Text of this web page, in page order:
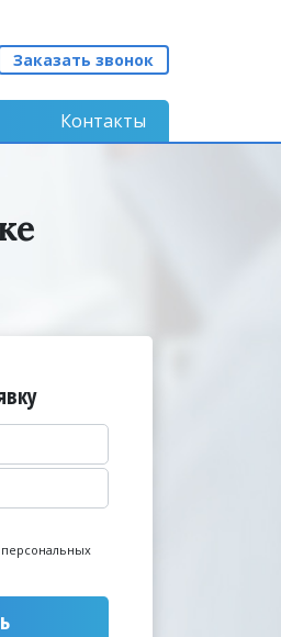
Заказать звонок
Контакты
персональных